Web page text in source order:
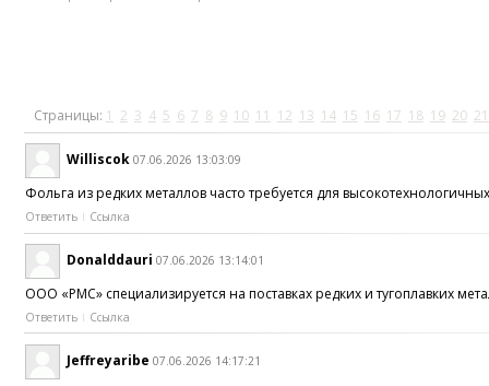
Страницы: 1 2 3 4 5 6 7 8 9 10 11 12 13 14 15 16 17 18 19 20 21
Williscok 07.06.2026 13:03:09
Фольга из редких металлов часто требуется для
Ответить Ссылка
Donalddauri 07.06.2026 13:14:01
ООО «РМС» специализируется на поставках редких и тугоплавких
Ответить Ссылка
Jeffreyaribe 07.06.2026 14:17:21